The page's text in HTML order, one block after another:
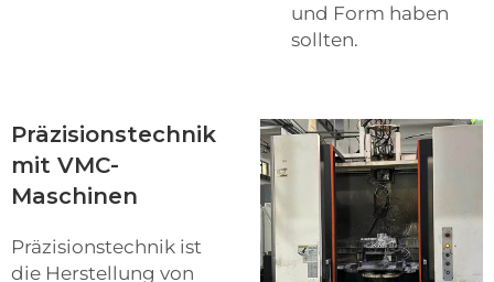
und Form haben
sollten.
Präzisionstechnik
mit VMC-
Maschinen
Präzisionstechnik ist
die Herstellung von